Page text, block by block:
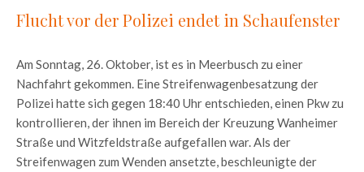
Flucht vor der Polizei endet in Schaufenster
Am Sonntag, 26. Oktober, ist es in Meerbusch zu einer
Nachfahrt gekommen. Eine Streifenwagenbesatzung der
Polizei hatte sich gegen 18:40 Uhr entschieden, einen Pkw zu
kontrollieren, der ihnen im Bereich der Kreuzung Wanheimer
Straße und Witzfeldstraße aufgefallen war. Als der
Streifenwagen zum Wenden ansetzte, beschleunigte der